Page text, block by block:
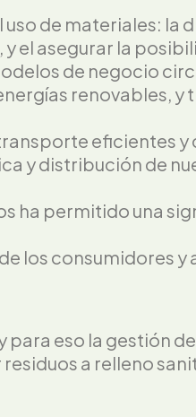
de materiales: la
el asegurar la
de negocio
renovables, y
eficientes
y distribución de
ha permitido una
los consumidores y
eso la gestión
a relleno